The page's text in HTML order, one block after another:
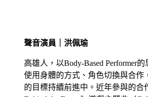
聲音演員｜洪佩瑜
高雄人，以Body-Based Performer
使用身體的方式、角色切換與合作
的目標持續前進中。近年參與的合